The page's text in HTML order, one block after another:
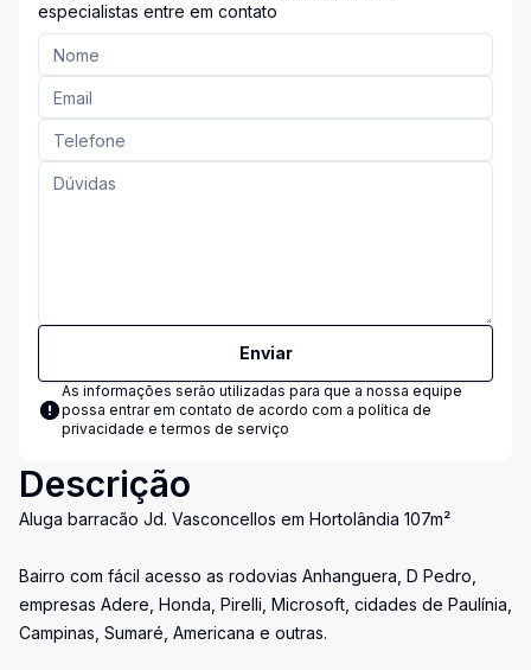
especialistas entre em contato
Enviar
As informações serão utilizadas para que a nossa equipe
possa entrar em contato de acordo com a política de
privacidade e termos de serviço
Descrição
Aluga barracão Jd. Vasconcellos em Hortolândia 107m²
Bairro com fácil acesso as rodovias Anhanguera, D Pedro,
empresas Adere, Honda, Pirelli, Microsoft, cidades de Paulínia,
Campinas, Sumaré, Americana e outras.